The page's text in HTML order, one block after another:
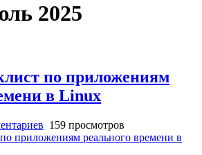
2025
по приложениям
в Linux
159 просмотров